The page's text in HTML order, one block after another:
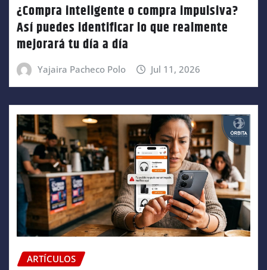
¿Compra inteligente o compra impulsiva?
Así puedes identificar lo que realmente
mejorará tu día a día
Yajaira Pacheco Polo Jul 11, 2026
ARTÍCULOS